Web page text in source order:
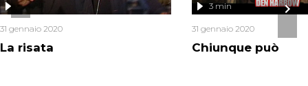
La risata
31 gennaio 2020
Chiunque può
3 min
31 gennaio 2020